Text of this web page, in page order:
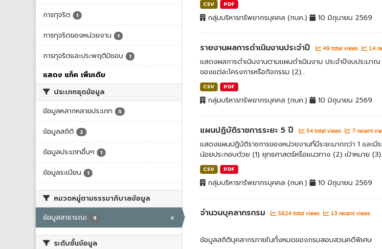
การทุจริต 1
การทุจริตของหน่วยงาน 1
การทุจริตและประพฤติมิชอบ 1
แสดง แท็ค เพิ่มเติม
ประเภทชุดข้อมูล
ข้อมูลหลากหลายประเภท
5
ข้อมูลสถิติ 2
ข้อมูลประเภทอื่นๆ 1
ข้อมูลระเบียน 1
หมวดหมู่ตามธรรมาภิบาลข้อมูล
ข้อมูลสาธารณะ
9 x
ระดับชั้นข้อมูล
CSV PDF
กลุ่มบริหารทรัพยากรบุคคล (กบค.) 10 มิถุนายน 2569
รายงานผลการดำเนินงานประจำปี 49 total views 14
แสดงผลการดำเนินงานตามแผนดำเนินงาน ประจำปีงบประม
ของแต่ละโครงการหรือกิจกรรม (2)...
CSV PDF
กลุ่มบริหารทรัพยากรบุคคล (กบค.) 10 มิถุนายน 2569
แผนปฏิบัติราชการระยะ 5 ปี 54 total views 7 recent
แสดงแผนปฏิบัติราชการของหน่วยงานที่มีระยะมากกว่า 1 และ
น้อยประกอบด้วย (1) ยุทธศาสตร์หรือแนวทาง (2) เป้าหมาย
CSV PDF
กลุ่มบริหารทรัพยากรบุคคล (กบค.) 10 มิถุนายน 2569
จำนวนบุคลากรกรม 5624 total views 13 recent views
ข้อมูลสถิติบุคลากรภายในทั้งหมดของกรมสอบสวนคดีพิเศษ